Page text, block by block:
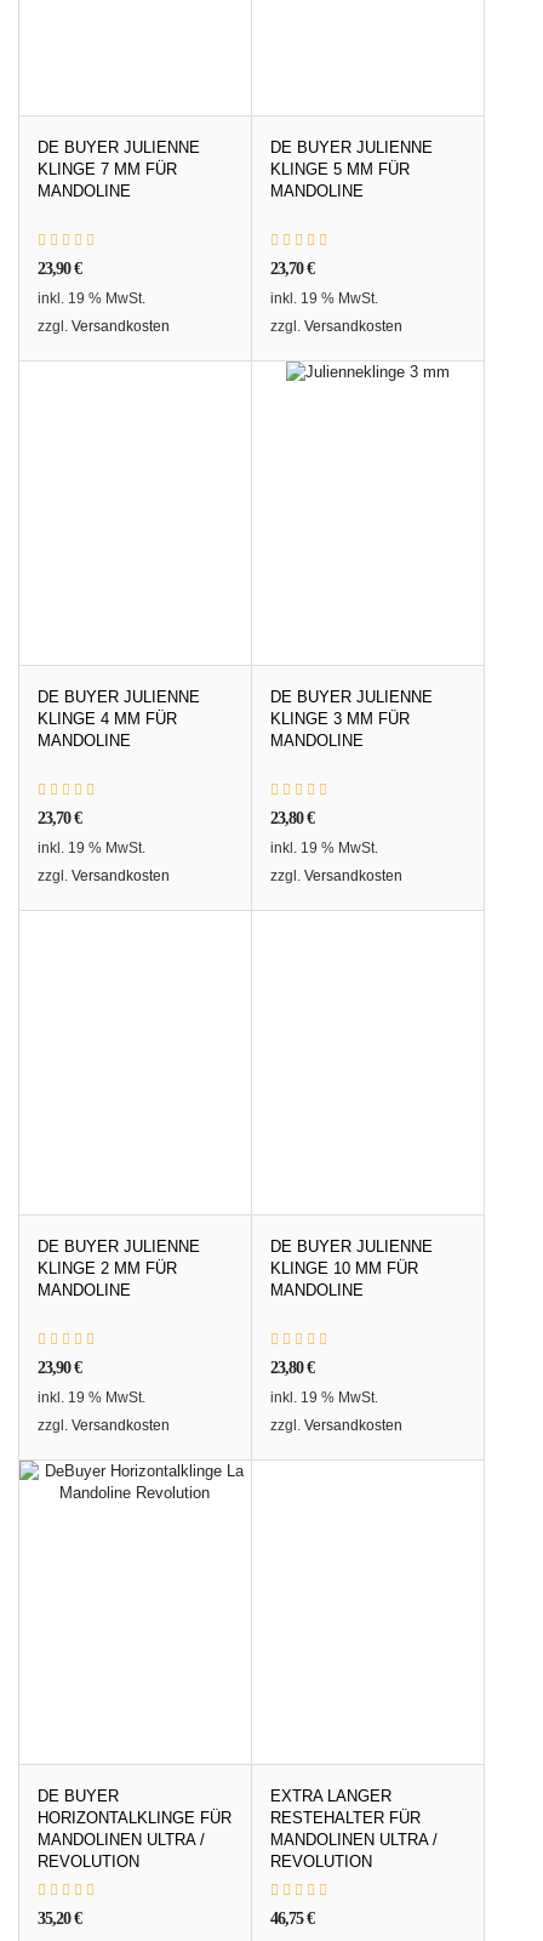
DE BUYER JULIENNE
KLINGE 7 MM FÜR
MANDOLINE
23,90€
inkl. 19 % MwSt.
zzgl. Versandkosten
DE BUYER JULIENNE
KLINGE 5 MM FÜR
MANDOLINE
23,70€
inkl. 19 % MwSt.
zzgl. Versandkosten
DE BUYER JULIENNE
KLINGE 4 MM FÜR
MANDOLINE
23,70€
inkl. 19 % MwSt.
zzgl. Versandkosten
DE BUYER JULIENNE
KLINGE 3 MM FÜR
MANDOLINE
23,80€
inkl. 19 % MwSt.
zzgl. Versandkosten
DE BUYER JULIENNE
KLINGE 2 MM FÜR
MANDOLINE
23,90€
inkl. 19 % MwSt.
zzgl. Versandkosten
DE BUYER JULIENNE
KLINGE 10 MM FÜR
MANDOLINE
23,80€
inkl. 19 % MwSt.
zzgl. Versandkosten
DE BUYER
HORIZONTALKLINGE FÜR
MANDOLINEN ULTRA /
REVOLUTION
35,20€
EXTRA LANGER
RESTEHALTER FÜR
MANDOLINEN ULTRA /
REVOLUTION
46,75€